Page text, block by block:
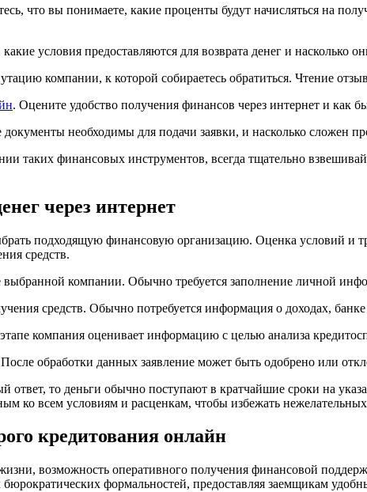
что вы понимаете, какие проценты будут начисляться на
условия предоставляются для возврата денег и
компании, к которой собираетесь обратиться. Чтение
. Оцените удобство получения финансов через интернет и как
необходимы для подачи заявки, и насколько сложен
таких финансовых инструментов, всегда тщательно
через интернет
подходящую финансовую организацию. Оценка условий и
средств.
выбранной компании. Обычно требуется заполнение личной
средств. Обычно потребуется информация о доходах,
компания оценивает информацию с целью анализа
обработки данных заявление может быть одобрено или
то деньги обычно поступают в кратчайшие сроки на
ко всем условиям и расценкам, чтобы избежать
кредитования онлайн
возможность оперативного получения финансовой
формальностей, предоставляя заемщикам